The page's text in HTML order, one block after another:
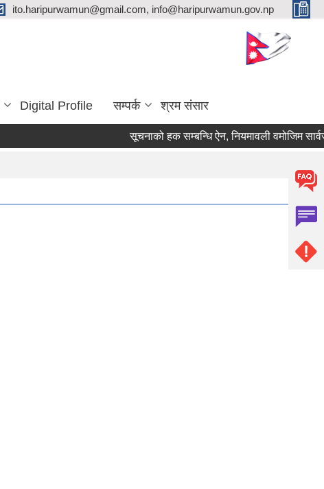
ito.haripurwamun@gmail.com, info@haripurwamun.gov.np
Digital Profile सम्पर्क श्रम संसार
सूचनाको हक सम्बन्धि ऐन, नियमावली वमोजिम